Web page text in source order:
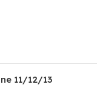
11/12/13